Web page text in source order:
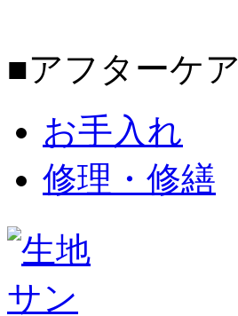
■アフターケア
お手入れ
修理・修繕